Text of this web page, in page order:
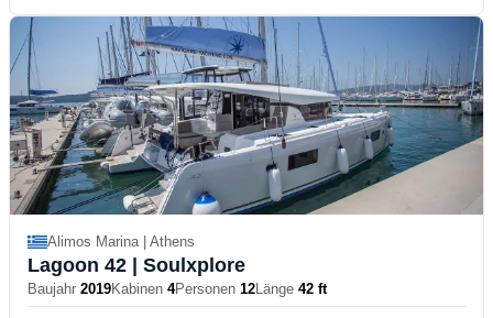
Alimos Marina | Athens
Lagoon 42 | Soulxplore
Baujahr 2019Kabinen 4Personen 12Länge 42 ft